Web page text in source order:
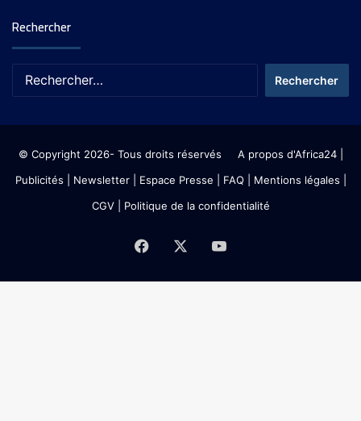
Rechercher
© Copyright 2026- Tous droits réservés A propos d'Africa24|
Publicités
Newsletter| Espace Presse | FAQ | Mentions légales
CGV| Politique de la confidentialité